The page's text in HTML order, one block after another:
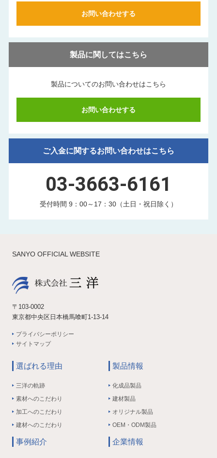
お問い合わせする
製品に関してはこちら
製品についてのお問い合わせはこちら
お問い合わせする
ご入金に関するお問い合わせはこちら
03-3663-6161
受付時間 9：00～17：30（土日・祝日除く）
SANYO OFFICIAL WEBSITE
〒103-0002
東京都中央区日本橋馬喰町1-13-14
プライバシーポリシー
サイトマップ
選ばれる理由
三洋の軌跡
素材へのこだわり
加工へのこだわり
建材へのこだわり
製品情報
化成品製品
建材製品
オリジナル製品
OEM・ODM製品
事例紹介 企業情報